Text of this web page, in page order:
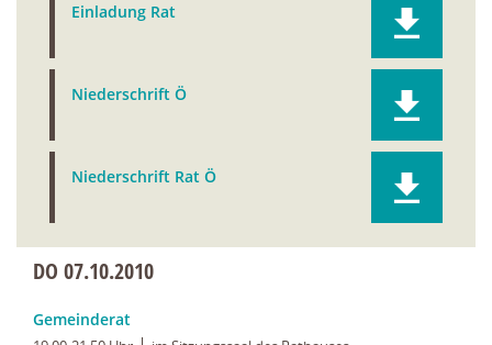
Einladung Rat
Niederschrift Ö
Niederschrift Rat Ö
DO 07.10.2010
Gemeinderat